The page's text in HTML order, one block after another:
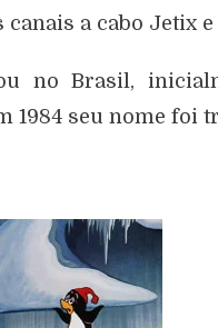
a cabo Jetix e
no Brasil,
1984 seu nome foi